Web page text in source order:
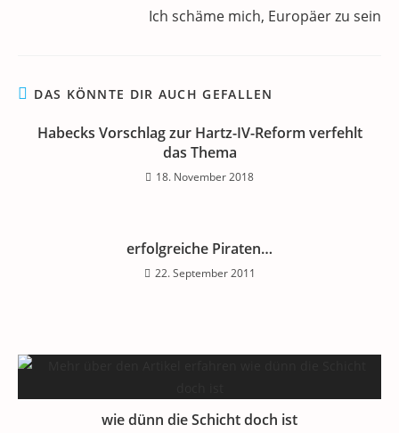
Ich schäme mich, Europäer zu sein
DAS KÖNNTE DIR AUCH GEFALLEN
Habecks Vorschlag zur Hartz-IV-Reform verfehlt
das Thema
18. November 2018
erfolgreiche Piraten…
22. September 2011
wie dünn die Schicht doch ist